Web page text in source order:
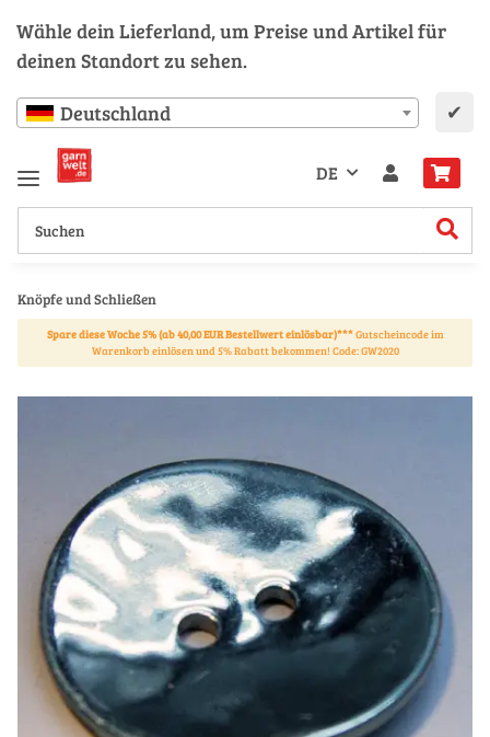
Wähle dein Lieferland, um Preise und Artikel für
deinen Standort zu sehen.
Deutschland ✔
DE
Knöpfe und Schließen
Spare diese Woche 5% (ab 40,00 EUR Bestellwert einlösbar)***Gutscheincode im
Warenkorb einlösen und 5% Rabatt bekommen! Code: GW2020